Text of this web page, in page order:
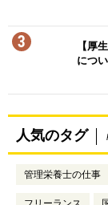
3
【厚
につ
人気のタグ
管理栄養士の仕事